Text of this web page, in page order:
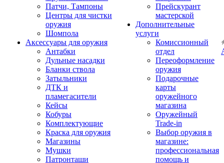
Патчи, Тампоны
Центры для чистки
оружия
Шомпола
Аксессуары для оружия
Антабки
Дульные насадки
Бланки ствола
Затыльники
ДТК и
пламегасители
Кейсы
Кобуры
Комплектующие
Краска для оружия
Магазины
Мушки
Патронташи
Прейскурант
мастерской
Дополнительные
услуги
Комиссионный
отдел
Переоформление
оружия
Подарочные
карты
оружейного
магазина
Оружейный
Trade-in
Выбор оружия в
магазине:
профессиональная
помощь и